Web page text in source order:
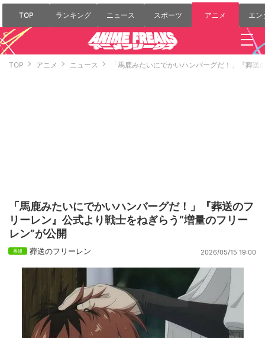
TOP ランキング ニュース スポーツ アニメ エン
TOP アニメ ニュース 「馬鹿みたいにでかいハンバーグだ！」『葬
「馬鹿みたいにでかいハンバーグだ！」『葬送のフ
リーレン』公式より戦士をねぎらう“増量のフリー
レン”が公開
葬送のフリーレン 2026/05/15 19:00